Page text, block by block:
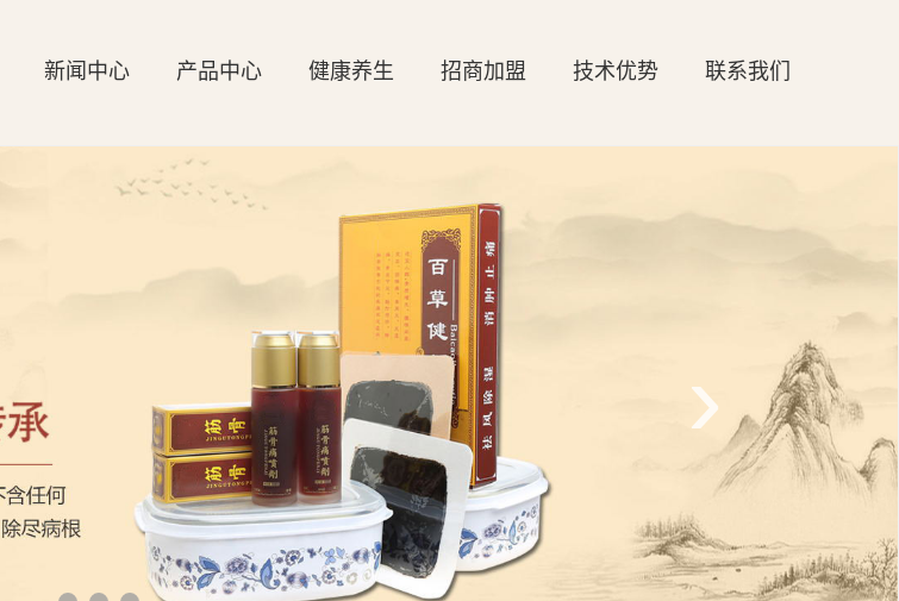
新闻中心 产品中心 健康养生 招商加盟 技术优势 联系我们
›